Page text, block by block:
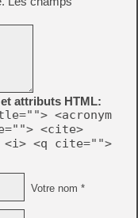
attributs HTML:
<acronym
<cite>
<i> <q cite="">
Votre nom *